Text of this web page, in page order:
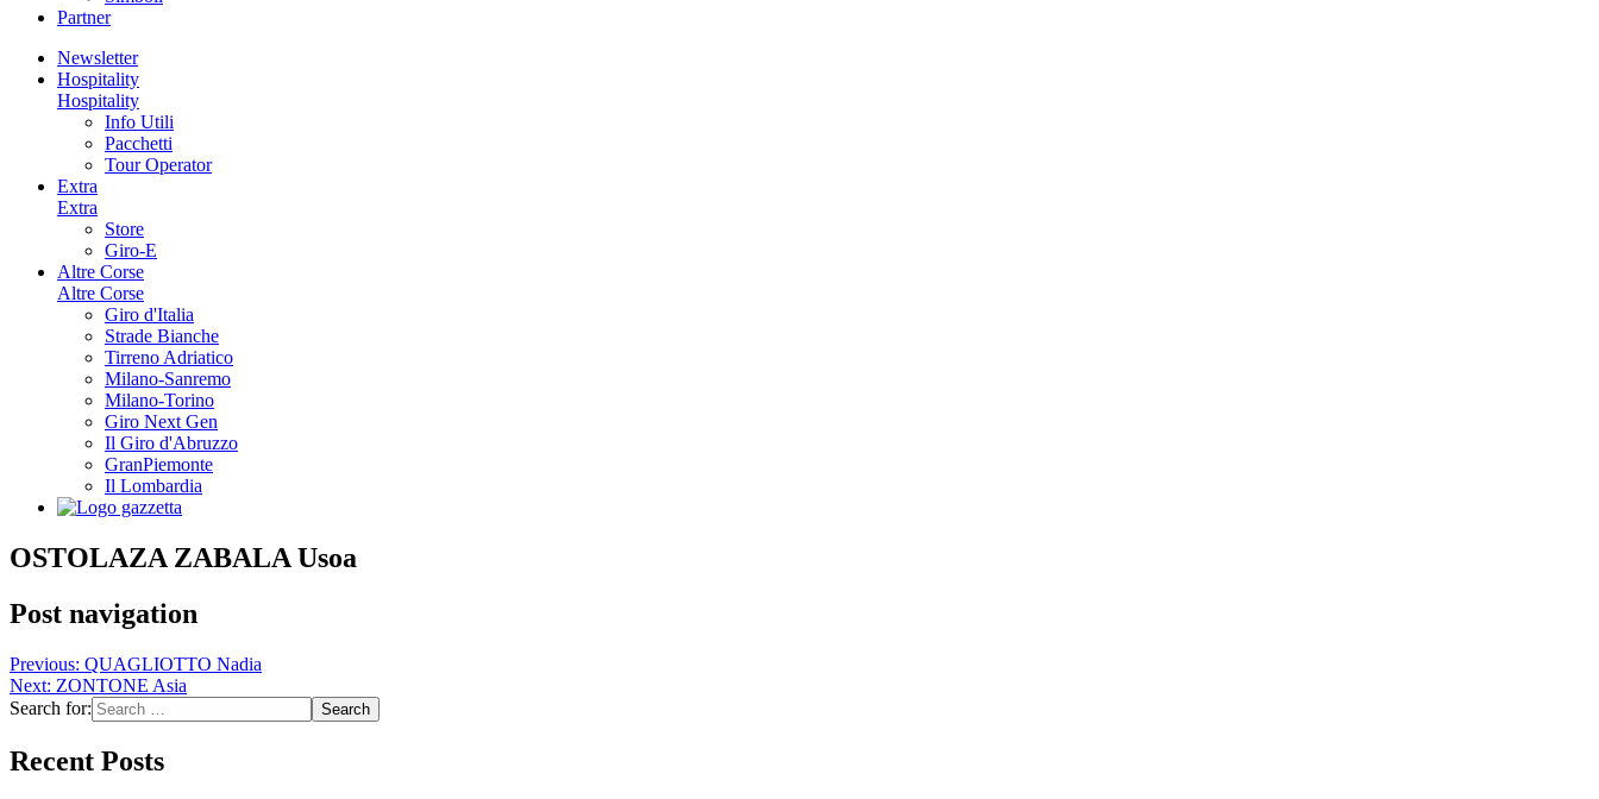
Partner
Newsletter
Hospitality
Hospitality
Info Utili
Pacchetti
Tour Operator
Extra
Extra
Store
Giro-E
Altre Corse
Altre Corse
Giro d'Italia
Strade Bianche
Tirreno Adriatico
Milano-Sanremo
Milano-Torino
Giro Next Gen
Il Giro d'Abruzzo
GranPiemonte
Il Lombardia
OSTOLAZA ZABALA Usoa
Post navigation
Previous: QUAGLIOTTO Nadia
Next: ZONTONE Asia
Search for:
Recent Posts